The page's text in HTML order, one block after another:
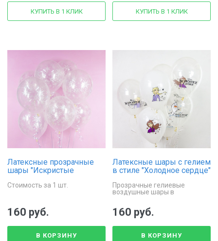
КУПИТЬ В 1 КЛИК КУПИТЬ В 1 КЛИК
Латексные прозрачные
шары "Искристые
Стоимость за 1 шт.
160 руб.
В КОРЗИНУ
Латексные шары с гелием
в стиле "Холодное сердце"
Прозрачные гелиевые
воздушные шары в
фильмов "Холодное сердце",
размер 30 см.
160 руб.
В КОРЗИНУ